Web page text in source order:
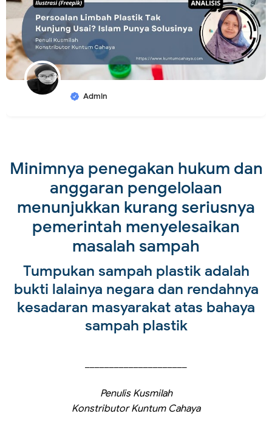
Admin
Minimnya penegakan hukum dan
anggaran pengelolaan
menunjukkan kurang seriusnya
pemerintah menyelesaikan
masalah sampah
Tumpukan sampah plastik adalah
bukti lalainya negara dan rendahnya
kesadaran masyarakat atas bahaya
sampah plastik
Penulis Kusmilah
Konstributor Kuntum Cahaya